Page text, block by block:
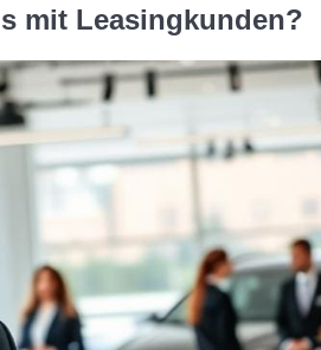
mit Leasingkunden?